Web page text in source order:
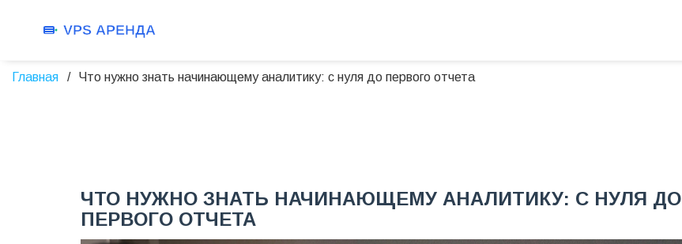
Главная Что нужно знать начинающему аналитику: с нуля до первого отчета
ЧТО НУЖНО ЗНАТЬ НАЧИНАЮЩЕМУ АНАЛИТИКУ: С НУЛЯ ДО
ПЕРВОГО ОТЧЕТА